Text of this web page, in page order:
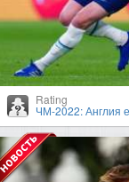
Rating
ЧМ-2022: Англия